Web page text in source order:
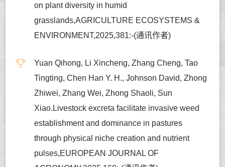
on plant diversity in humid
grasslands,AGRICULTURE ECOSYSTEMS &
ENVIRONMENT,2025,381:-(通讯作者)
Yuan Qihong, Li Xincheng, Zhang Cheng, Tao
Tingting, Chen Han Y. H., Johnson David, Zhong
Zhiwei, Zhang Wei, Zhong Shaoli, Sun
Xiao.Livestock excreta facilitate invasive weed
establishment and dominance in pastures
through physical niche creation and nutrient
pulses,EUROPEAN JOURNAL OF